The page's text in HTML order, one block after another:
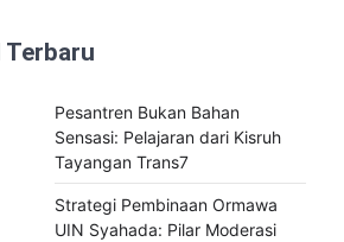
Pesantren Bukan Bahan
Sensasi: Pelajaran dari Kisruh
Tayangan Trans7
Strategi Pembinaan Ormawa
UIN Syahada: Pilar Moderasi